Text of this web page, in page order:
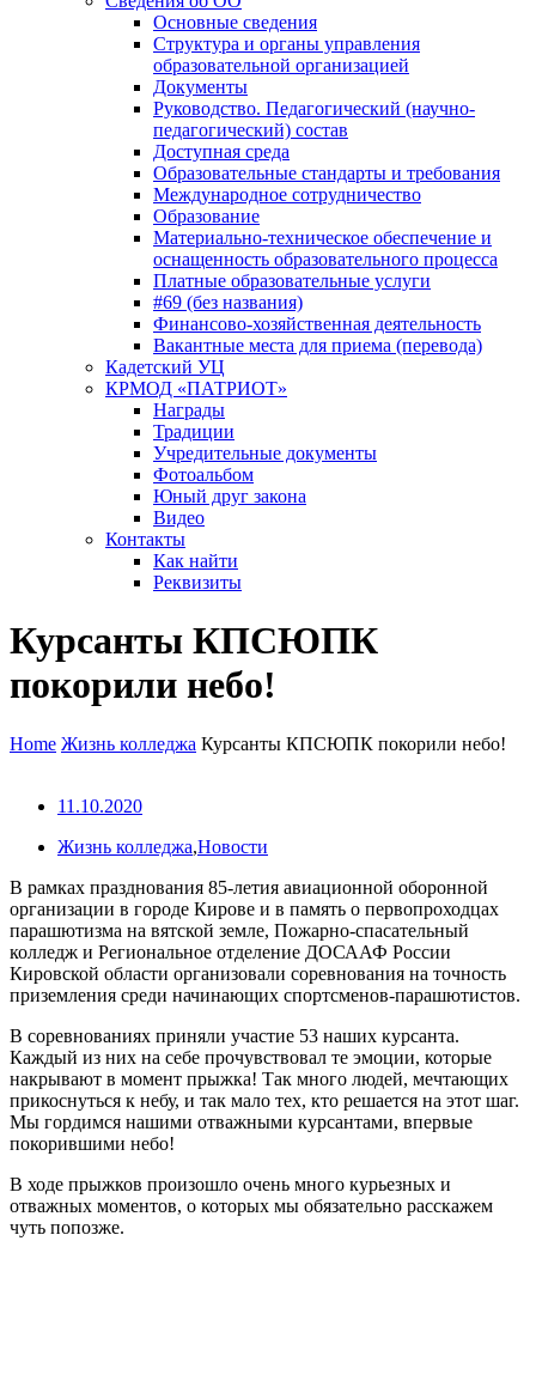
Основные сведения
Структура и органы управления
образовательной организацией
Документы
Руководство. Педагогический (научно-
педагогический) состав
Доступная среда
Образовательные стандарты и требования
Международное сотрудничество
Образование
Материально-техническое обеспечение и
оснащенность образовательного процесса
Платные образовательные услуги
#69 (без названия)
Финансово-хозяйственная деятельность
Вакантные места для приема (перевода)
Кадетский УЦ
КРМОД «ПАТРИОТ»
Награды
Традиции
Учредительные документы
Фотоальбом
Юный друг закона
Видео
Контакты
Как найти
Реквизиты
Курсанты КПСЮПК
покорили небо!
Home Жизнь колледжа Курсанты КПСЮПК покорили небо!
11.10.2020
Жизнь колледжа,Новости
В рамках празднования 85-летия авиационной оборонной
организации в городе Кирове и в память о первопроходцах
парашютизма на вятской земле, Пожарно-спасательный
колледж и Региональное отделение ДОСААФ России
Кировской области организовали соревнования на точность
приземления среди начинающих спортсменов-парашютистов.
В соревнованиях приняли участие 53 наших курсанта.
Каждый из них на себе прочувствовал те эмоции, которые
накрывают в момент прыжка! Так много людей, мечтающих
прикоснуться к небу, и так мало тех, кто решается на этот шаг.
Мы гордимся нашими отважными курсантами, впервые
покорившими небо!
В ходе прыжков произошло очень много курьезных и
отважных моментов, о которых мы обязательно расскажем
чуть попозже.